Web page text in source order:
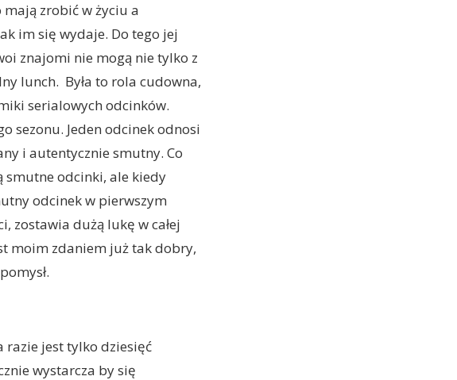
zrobić w życiu a
im się wydaje. Do tego jej
znajomi nie mogą nie tylko z
lunch. Była to rola cudowna,
serialowych odcinków.
sezonu. Jeden odcinek odnosi
i autentycznie smutny. Co
smutne odcinki, ale kiedy
odcinek w pierwszym
zostawia dużą lukę w całej
moim zdaniem już tak dobry,
razie jest tylko dziesięć
wystarcza by się